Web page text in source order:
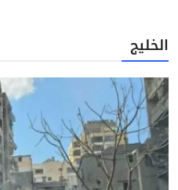
الخليج